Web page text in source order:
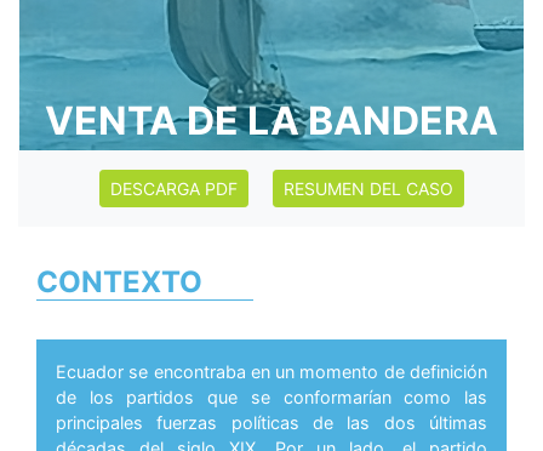
VENTA DE LA BANDERA
DESCARGA PDF RESUMEN DEL CASO
CONTEXTO
Ecuador se encontraba en un momento de definición
de los partidos que se conformarían como las
principales fuerzas políticas de las dos últimas